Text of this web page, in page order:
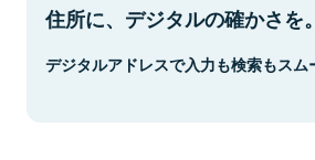
住所に、デジタルの確かさを。
デジタルアドレスで入力も検索もスム